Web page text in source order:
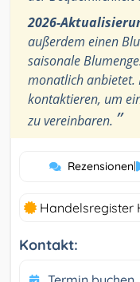
2026-
außerdem einen
saisonale
monatlich anbietet.
kontaktieren, um
zu vereinbaren. ”
Rezensionen|
Handelsregister
Kontakt: